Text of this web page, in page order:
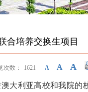
合培养交换生项目
次数： 1621 A A A
大利亚高校和我院的